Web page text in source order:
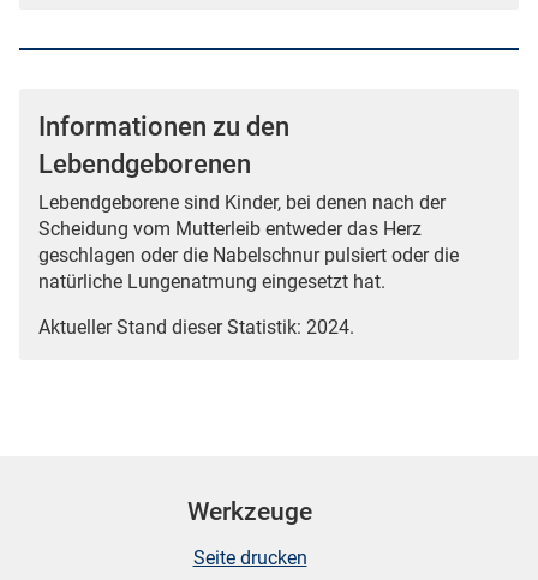
Informationen zu den
Lebendgeborenen
Lebendgeborene sind Kinder, bei denen nach der
Scheidung vom Mutterleib entweder das Herz
geschlagen oder die Nabelschnur pulsiert oder die
natürliche Lungenatmung eingesetzt hat.
Aktueller Stand dieser Statistik: 2024.
Werkzeuge
Seite drucken